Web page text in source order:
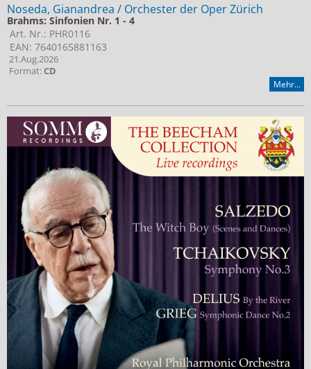
Noseda, Gianandrea / Orchester der Oper Zürich
Brahms: Sinfonien Nr. 1 - 4
Art. Nr.: PHR0116
EAN: 7640165881163
21.Aug.2026
Format:CD
Mehr...